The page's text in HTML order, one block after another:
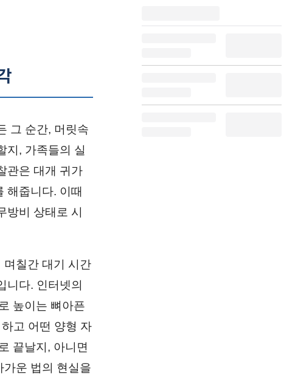
그 순간, 머릿속
지, 가족들의 실
관은 대개 귀가
해줍니다. 이때
비 상태로 시
며칠간 대기 시간
니다. 인터넷의
높이는 뼈아픈
고 어떤 양형 자
끝날지, 아니면
운 법의 현실을